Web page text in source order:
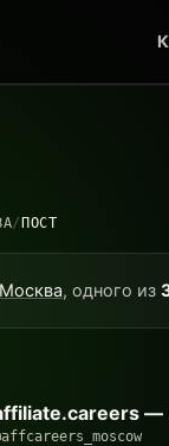
/ ПОСТ
, одного из
—